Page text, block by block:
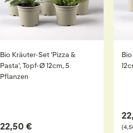
Bio Kräuter-Set 'Pizza &
Pasta', Topf-Ø 12cm, 5
Pflanzen
22,50 €